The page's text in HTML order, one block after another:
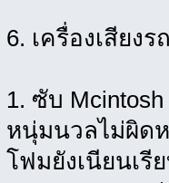
6. เครื่องเสียง
1. ซับ
หนุ่มนวลไม่ผิด
โฟมยังเนียนเรี